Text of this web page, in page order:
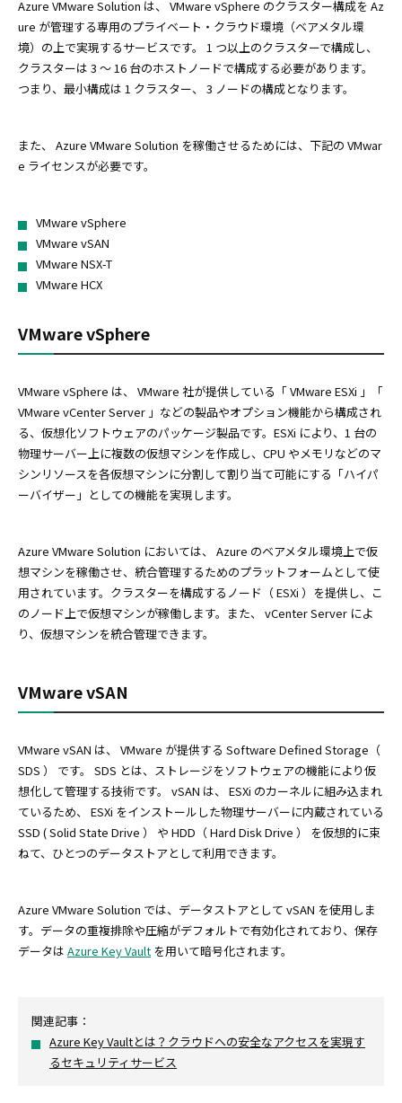
Azure VMware Solution は、 VMware vSphere のクラスター構成を Az
ure が管理する専用のプライベート・クラウド環境（ベアメタル環
境）の上で実現するサービスです。 1 つ以上のクラスターで構成し、
クラスターは 3 ～ 16 台のホストノードで構成する必要があります。
つまり、最小構成は 1 クラスター、 3 ノードの構成となります。
また、 Azure VMware Solution を稼働させるためには、下記の VMwar
e ライセンスが必要です。
VMware vSphere
VMware vSAN
VMware NSX-T
VMware HCX
VMware vSphere
VMware vSphere は、 VMware 社が提供している「 VMware ESXi 」「
VMware vCenter Server 」などの製品やオプション機能から構成され
る、仮想化ソフトウェアのパッケージ製品です。ESXi により、1 台の
物理サーバー上に複数の仮想マシンを作成し、CPU やメモリなどのマ
シンリソースを各仮想マシンに分割して割り当て可能にする「ハイパ
ーバイザー」としての機能を実現します。
Azure VMware Solution においては、 Azure のベアメタル環境上で仮
想マシンを稼働させ、統合管理するためのプラットフォームとして使
用されています。クラスターを構成するノード（ ESXi ）を提供し、こ
のノード上で仮想マシンが稼働します。また、 vCenter Server によ
り、仮想マシンを統合管理できます。
VMware vSAN
VMware vSAN は、 VMware が提供する Software Defined Storage（
SDS ） です。 SDS とは、ストレージをソフトウェアの機能により仮
想化して管理する技術です。 vSAN は、 ESXi のカーネルに組み込まれ
ているため、 ESXi をインストールした物理サーバーに内蔵されている
SSD ( Solid State Drive ） や HDD（ Hard Disk Drive ） を仮想的に束
ねて、ひとつのデータストアとして利用できます。
Azure VMware Solution では、データストアとして vSAN を使用しま
す。データの重複排除や圧縮がデフォルトで有効化されており、保存
データは Azure Key Vault を用いて暗号化されます。
関連記事：
Azure Key Vaultとは？クラウドへの安全なアクセスを実現す
るセキュリティサービス